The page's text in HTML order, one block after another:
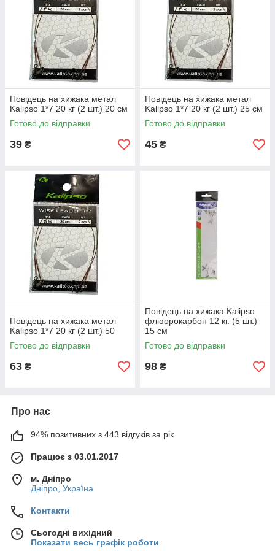
Повідець на хижака метал
Kalipso 1*7 20 кг (2 шт.) 20 см
Готово до відправки
39 ₴
Повідець на хижака метал
Kalipso 1*7 20 кг (2 шт.) 25 см
Готово до відправки
45 ₴
Повідець на хижака метал
Kalipso 1*7 20 кг (2 шт.) 50
Готово до відправки
63 ₴
Повідець на хижака Kalipso
флюорокарбон 12 кг. (5 шт.)
15 см
Готово до відправки
98 ₴
Про нас
94% позитивних з 443 відгуків за рік
Працює з 03.01.2017
м. Дніпро
Дніпро, Україна
Контакти
Сьогодні вихідний
Показати весь графік роботи